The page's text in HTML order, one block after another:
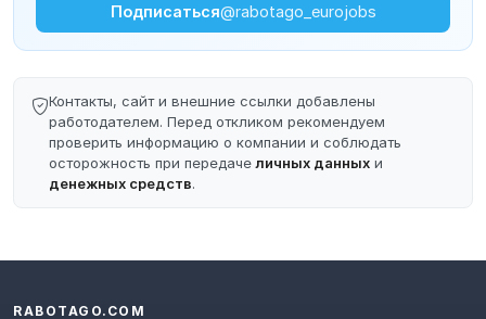
Подписаться@rabotago_eurojobs
Контакты, сайт и внешние ссылки добавлены
работодателем. Перед откликом рекомендуем
проверить информацию о компании и соблюдать
осторожность при передачеличных данных и
денежных средств.
RABOTAGO.COM